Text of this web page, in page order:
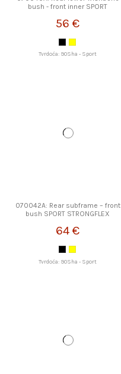
bush - front inner SPORT
56 €
Tvrdoća: 90Sha - Sport
070042A: Rear subframe – front
bush SPORT STRONGFLEX
64 €
Tvrdoća: 90Sha - Sport